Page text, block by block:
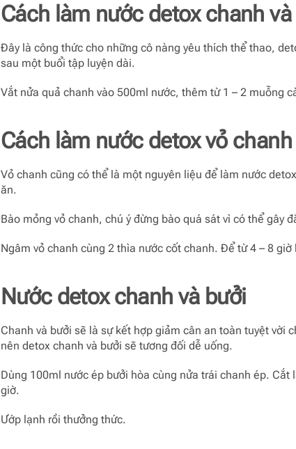
Cách làm nước detox chanh
Đây là công thức cho những cô nàng yêu thích thể thao,
sau một buổi tập luyện dài.
Vắt nửa quả chanh vào 500ml nước, thêm từ 1 – 2 muỗng
Cách làm nước detox vỏ chanh
Vỏ chanh cũng có thể là một nguyên liệu để làm nước
ăn.
Bào mỏng vỏ chanh, chú ý đừng bào quá sát vì có thể gây
Ngâm vỏ chanh cùng 2 thìa nước cốt chanh. Để từ 4 – 8
Nước detox chanh và bưởi
Chanh và bưởi sẽ là sự kết hợp giảm cân an toàn tuyệt vời
nên detox chanh và bưởi sẽ tương đối dễ uống.
Dùng 100ml nước ép bưởi hòa cùng nửa trái chanh ép.
giờ.
Ướp lạnh rồi thưởng thức.